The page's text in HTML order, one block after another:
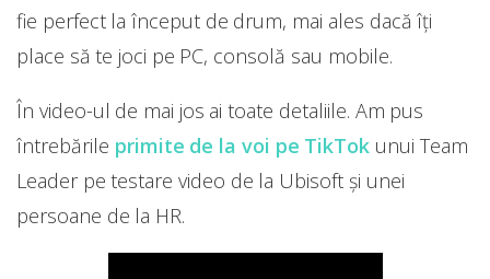
fie perfect la început de drum, mai ales dacă îți
place să te joci pe PC, consolă sau mobile.
În video-ul de mai jos ai toate detaliile. Am pus
întrebările primite de la voi pe TikTok unui Team
Leader pe testare video de la Ubisoft și unei
persoane de la HR.